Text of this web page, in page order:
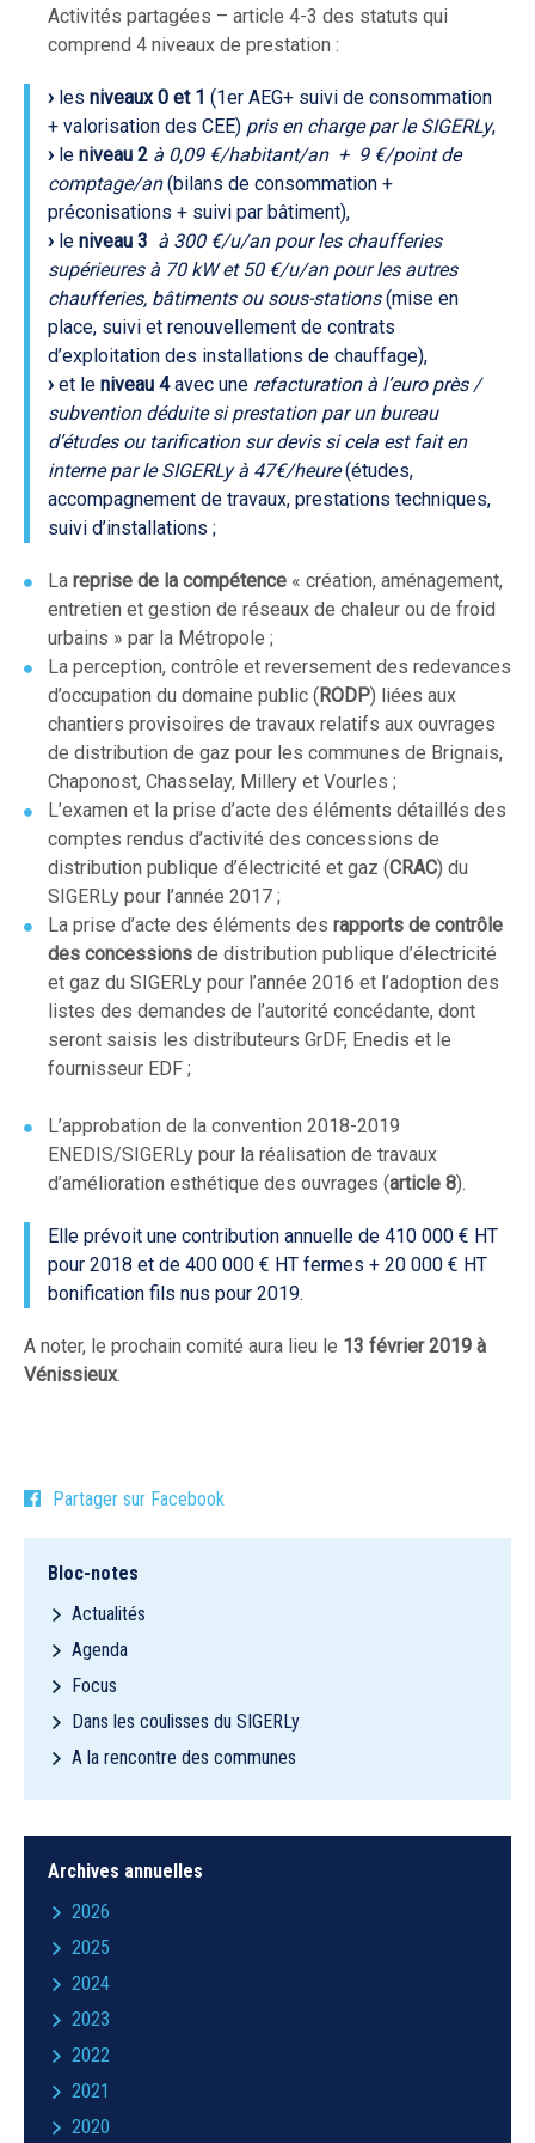
Activités partagées – article 4-3 des statuts qui
comprend 4 niveaux de prestation :
› les niveaux 0 et 1 (1er AEG+ suivi de consommation
+ valorisation des CEE) pris en charge par le SIGERLy,
› le niveau 2 à 0,09 €/habitant/an + 9 €/point de
comptage/an(bilans de consommation +
préconisations + suivi par bâtiment),
› le niveau 3 à 300 €/u/an pour les chaufferies
supérieures à 70 kW et 50 €/u/an pour les autres
chaufferies, bâtiments ou sous-stations(mise en
place, suivi et renouvellement de contrats
d’exploitation des installations de chauffage),
› et le niveau 4avec une refacturation à l’euro près /
subvention déduite si prestation par un bureau
d’études ou tarification sur devis si cela est fait en
interne par le SIGERLy à 47€/heure(études,
accompagnement de travaux, prestations techniques,
suivi d’installations ;
La reprise de la compétence « création, aménagement,
entretien et gestion de réseaux de chaleur ou de froid
urbains » par la Métropole ;
La perception, contrôle et reversement des redevances
d’occupation du domaine public (RODP) liées aux
chantiers provisoires de travaux relatifs aux ouvrages
de distribution de gaz pour les communes de Brignais,
Chaponost, Chasselay, Millery et Vourles ;
L’examen et la prise d’acte des éléments détaillés des
comptes rendus d’activité des concessions de
distribution publique d’électricité et gaz (CRAC) du
SIGERLy pour l’année 2017 ;
La prise d’acte des éléments des rapports de contrôle
des concessions de distribution publique d’électricité
et gaz du SIGERLy pour l’année 2016 et l’adoption des
listes des demandes de l’autorité concédante, dont
seront saisis les distributeurs GrDF, Enedis et le
fournisseur EDF ;
L’approbation de la convention 2018-2019
ENEDIS/SIGERLy pour la réalisation de travaux
d’amélioration esthétique des ouvrages (article 8).
Elle prévoit une contribution annuelle de 410 000 € HT
pour 2018 et de 400 000 € HT fermes + 20 000 € HT
bonification fils nus pour 2019.
A noter, le prochain comité aura lieu le 13 février 2019 à
Vénissieux.
Partager sur Facebook
Bloc-notes
Actualités
Agenda
Focus
Dans les coulisses du SIGERLy
A la rencontre des communes
Archives annuelles
2026
2025
2024
2023
2022
2021
2020